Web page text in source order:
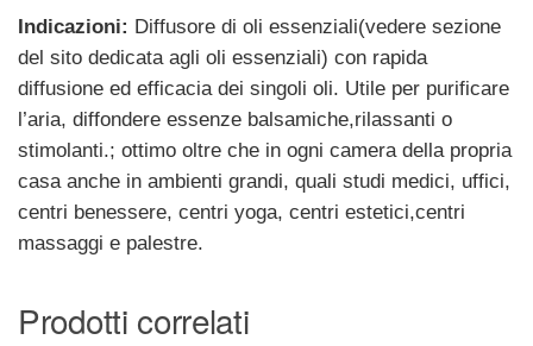
Indicazioni: Diffusore di oli essenziali(vedere sezione
del sito dedicata agli oli essenziali) con rapida
diffusione ed efficacia dei singoli oli. Utile per purificare
l’aria, diffondere essenze balsamiche,rilassanti o
stimolanti.; ottimo oltre che in ogni camera della propria
casa anche in ambienti grandi, quali studi medici, uffici,
centri benessere, centri yoga, centri estetici,centri
massaggi e palestre.
Prodotti correlati